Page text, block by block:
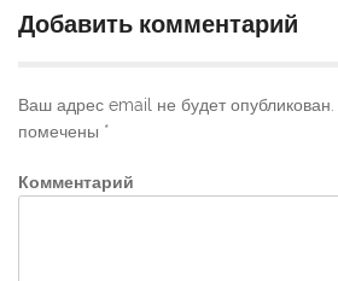
Добавить комментарий
Ваш адрес email не будет опубликован.
помечены *
Комментарий